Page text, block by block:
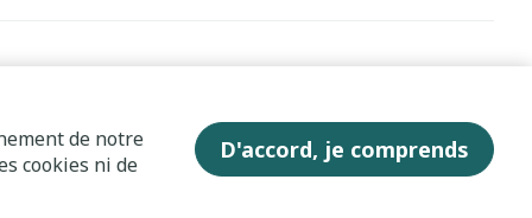
de notre
cookies ni de
D'accord, je comprends